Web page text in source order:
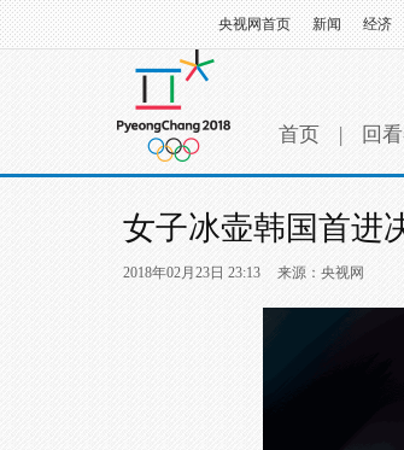
央视网首页 新闻 经济
首页 | 回
女子冰壶韩国首进
2018年02月23日 23:13 来源：央视网